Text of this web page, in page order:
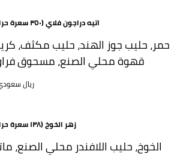
اتيه دراجون فلاي (٣٥٠ سعرة حرارية)
حمر، حليب جوز الهند، حليب مكثف،
قهوة محلي الصنع، مسحوق
71 ريال
زهر الخوخ (١٣٨ سعرة حرارية)
الخوخ، حليب اللافندر محلي الصنع،